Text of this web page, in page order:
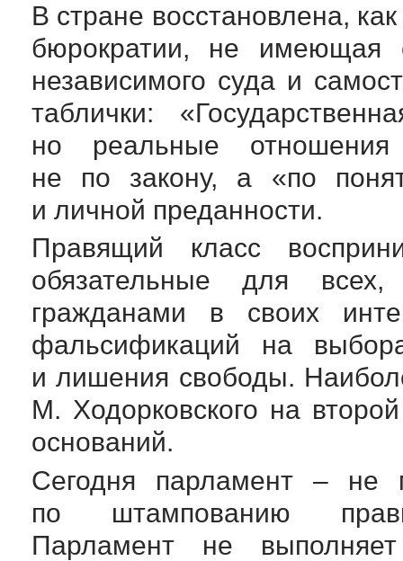
В стране восстановлена,
бюрократии, не имеющая
независимого суда и
таблички:
но реальные
не по закону, а «по
и личной преданности.
Правящий класс
обязательные для
гражданами в своих
фальсификаций на
и лишения свободы.
М. Ходорковского на
оснований.
Сегодня парламент – не
по штампованию
Парламент не